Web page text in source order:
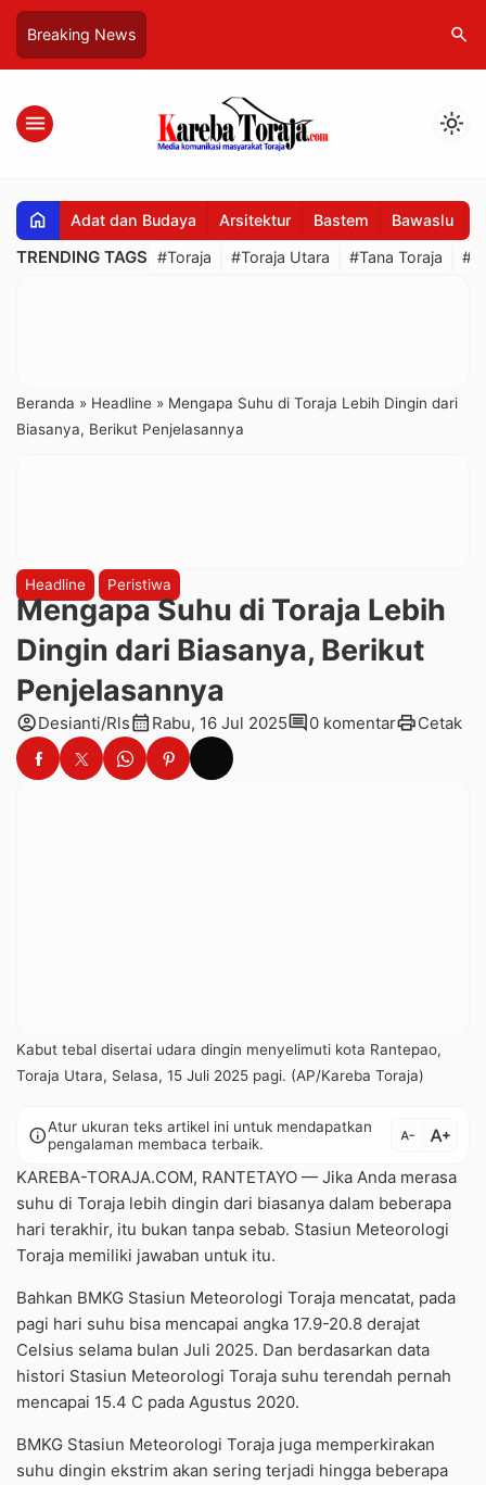
Breaking News search
menu light_mode
home Adat dan Budaya Arsitektur Bastem Bawaslu
TRENDING TAGS #Toraja #Toraja Utara #Tana Toraja
Beranda » Headline » Mengapa Suhu di Toraja Lebih Dingin dari
Biasanya, Berikut Penjelasannya
Headline Peristiwa
Mengapa Suhu di Toraja Lebih
Dingin dari Biasanya, Berikut
Penjelasannya
account_circleDesianti/Rlscalendar_month Rabu, 16 Jul 2025comment0 komentarprintCetak
Kabut tebal disertai udara dingin menyelimuti kota Rantepao,
Toraja Utara, Selasa, 15 Juli 2025 pagi. (AP/Kareba Toraja)
infoAtur ukuran teks artikel ini untuk mendapatkan
pengalaman membaca terbaik.
text_decrease text_increase
KAREBA-TORAJA.COM, RANTETAYO — Jika Anda merasa
suhu di Toraja lebih dingin dari biasanya dalam beberapa
hari terakhir, itu bukan tanpa sebab. Stasiun Meteorologi
Toraja memiliki jawaban untuk itu.
Bahkan BMKG Stasiun Meteorologi Toraja mencatat, pada
pagi hari suhu bisa mencapai angka 17.9-20.8 derajat
Celsius selama bulan Juli 2025. Dan berdasarkan data
histori Stasiun Meteorologi Toraja suhu terendah pernah
mencapai 15.4 C pada Agustus 2020.
BMKG Stasiun Meteorologi Toraja juga memperkirakan
suhu dingin ekstrim akan sering terjadi hingga beberapa